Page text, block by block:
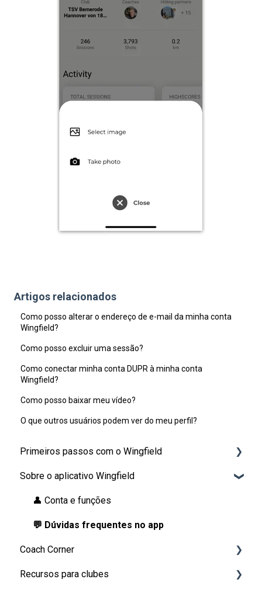
Artigos relacionados
Como posso alterar o endereço de e-mail da minha conta
Wingfield?
Como posso excluir uma sessão?
Como conectar minha conta DUPR à minha conta
Wingfield?
Como posso baixar meu vídeo?
O que outros usuários podem ver do meu perfil?
Primeiros passos com o Wingfield
Antes da sua primeira sessão
Na quadra
Sobre o aplicativo Wingfield
👤 Conta e funções
💬 Dúvidas frequentes no app
Coach Corner
Ferramentas para treinadores
Recursos para clubes